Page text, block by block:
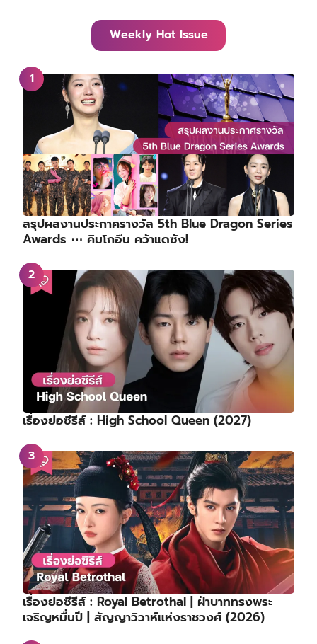
Weekly Hot Issue
สรุปผลงานประกาศรางวัล 5th Blue Dragon Series
Awards ⋯ คิมโกอึน คว้าแดซัง!
เรื่องย่อซีรีส์ : High School Queen (2027)
เรื่องย่อซีรีส์ : Royal Betrothal | ฝ่าบาททรงพระ
เจริญหมื่นปี | สัญญาวิวาห์แห่งราชวงศ์ (2026)